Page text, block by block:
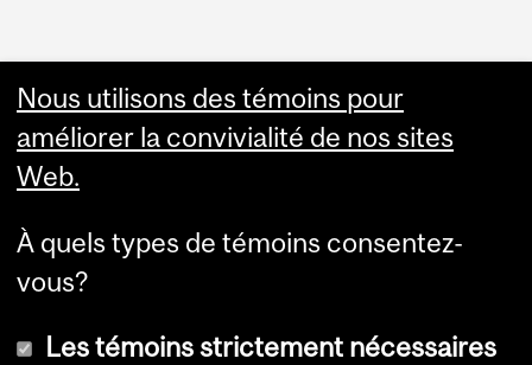
Nous utilisons des témoins pour
améliorer la convivialité de nos sites
Web.
À quels types de témoins consentez-
vous?
Les témoins strictement nécessaires